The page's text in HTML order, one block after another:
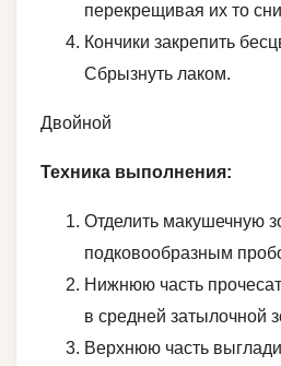
перекрещивая их то
Кончики закрепить
Сбрызнуть лаком.
Двойной
Техника выполнения:
Отделить макушечную
подковообразным
Нижнюю часть
в средней затылочной
Верхнюю часть